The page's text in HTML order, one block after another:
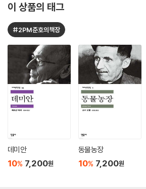
이 상품의 태그
#2PM준호의책장
데미안
10% 7,200원
동물농장
10% 7,200원